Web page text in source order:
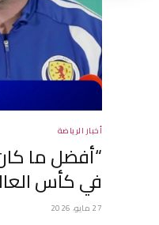
أخبار الرياضة
“أفضل ما
في كأس
27 مايو، 2026